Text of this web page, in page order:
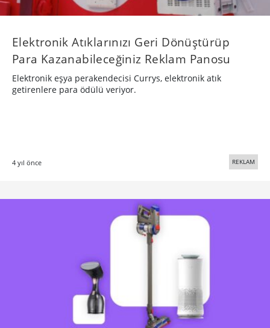
Elektronik Atıklarınızı Geri Dönüştürüp
Para Kazanabileceğiniz Reklam Panosu
Elektronik eşya perakendecisi Currys, elektronik atık
getirenlere para ödülü veriyor.
4 yıl önce REKLAM